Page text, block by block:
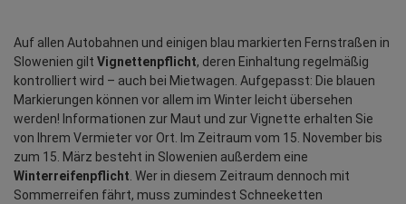
Auf allen Autobahnen und einigen blau markierten Fernstraßen in
Slowenien gilt Vignettenpflicht, deren Einhaltung regelmäßig
kontrolliert wird – auch bei Mietwagen. Aufgepasst: Die blauen
Markierungen können vor allem im Winter leicht übersehen
werden! Informationen zur Maut und zur Vignette erhalten Sie
von Ihrem Vermieter vor Ort. Im Zeitraum vom 15. November bis
Winterreifenpflicht . Wer in diesem Zeitraum dennoch mit
Sommerreifen fährt, muss zumindest Schneeketten